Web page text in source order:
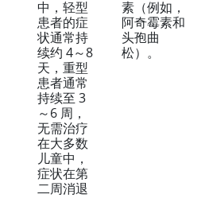
中，轻型
患者的症
状通常持
续约 4～8
天，重型
患者通常
持续至 3
～6 周，
无需治疗
在大多数
儿童中，
症状在第
二周消退
素（例如，
阿奇霉素和
头孢曲
松）。